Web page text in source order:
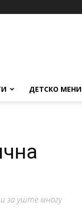
ДЕТСКО МЕНИ
за уште многу